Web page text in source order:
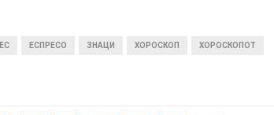
ЕСПРЕСО ЗНАЦИ ХОРОСКОП ХОРОСКОПОТ